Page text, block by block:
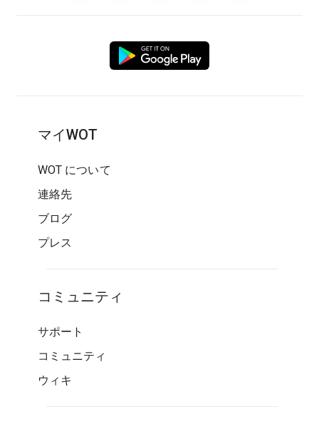
マイWOT
WOT について
連絡先
ブログ
プレス
コミュニティ
サポート
コミュニティ
ウィキ